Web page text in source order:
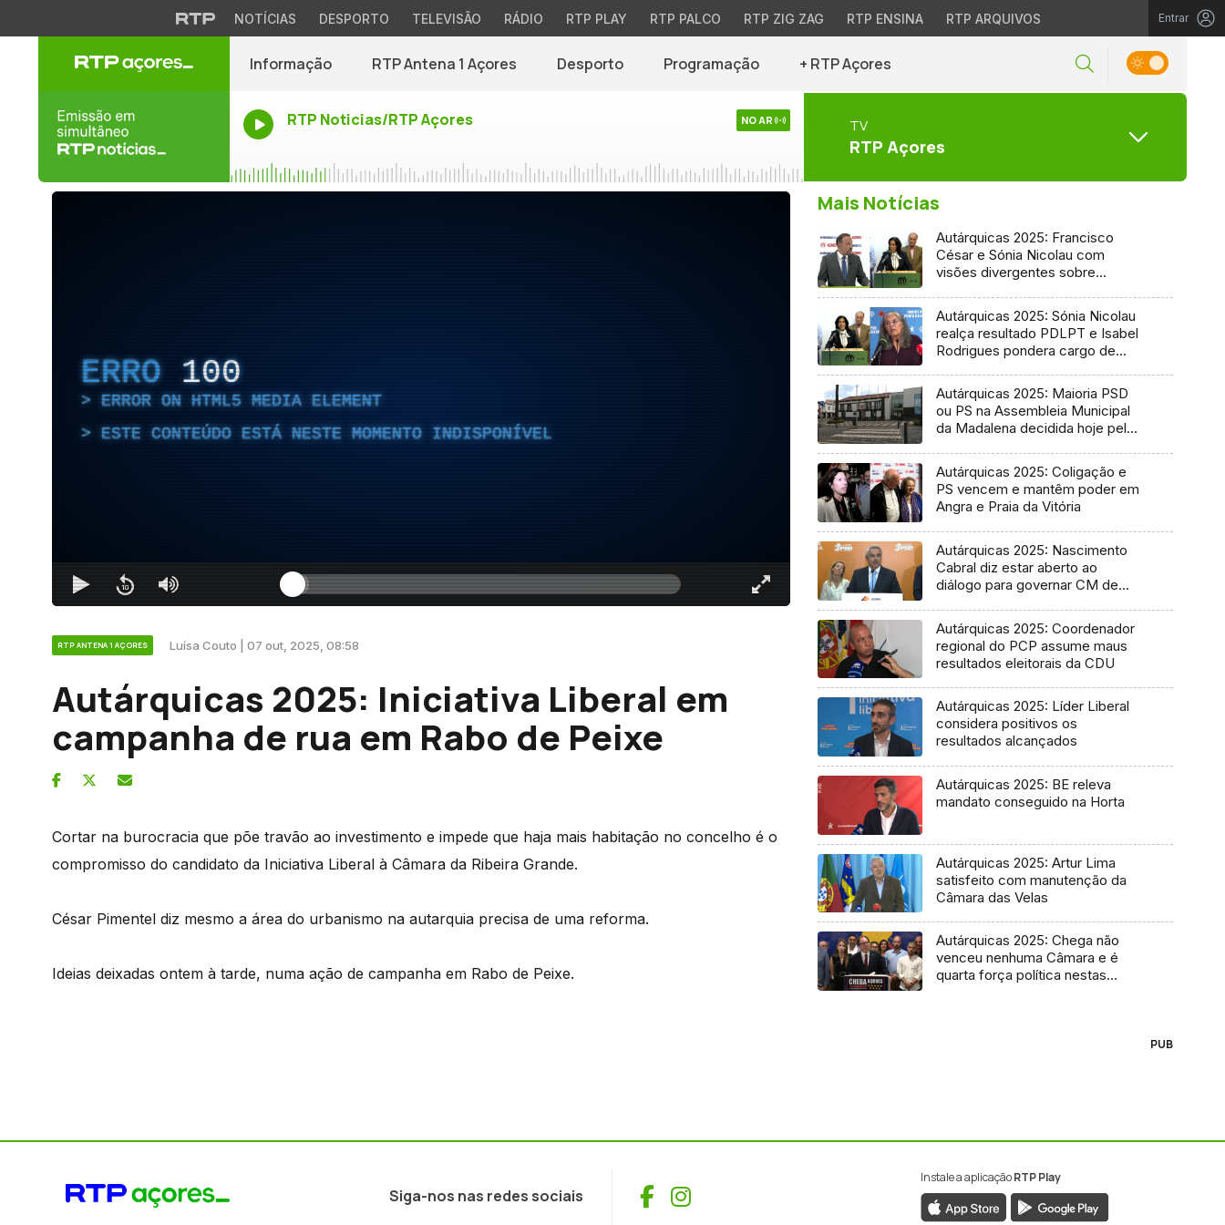
NOTÍCIAS DESPORTO TELEVISÃO RÁDIO RTP PLAY RTP PALCO RTP ZIG ZAG RTP ENSINA RTP ARQUIVOS Entrar
Informação RTP Antena 1 Açores Desporto Programação + RTP Açores
RTP Noticias/RTP Açores NO AR TV
RTP Açores
ERRO 100
ERROR ON HTML5 MEDIA ELEMENT
ESTE CONTEÚDO ESTÁ NESTE MOMENTO INDISPONÍVEL
RTP ANTENA 1 AÇORES Luísa Couto | 07 out, 2025, 08:58
Autárquicas 2025: Iniciativa Liberal em
campanha de rua em Rabo de Peixe
Cortar na burocracia que põe travão ao investimento e impede que haja mais habitação no concelho é o
compromisso do candidato da Iniciativa Liberal à Câmara da Ribeira Grande.
César Pimentel diz mesmo a área do urbanismo na autarquia precisa de uma reforma.
Ideias deixadas ontem à tarde, numa ação de campanha em Rabo de Peixe.
Mais Notícias
Autárquicas 2025: Francisco
César e Sónia Nicolau com
visões divergentes sobre
Autárquicas 2025: Sónia Nicolau
realça resultado PDLPT e Isabel
Rodrigues pondera cargo de
Autárquicas 2025: Maioria PSD
ou PS na Assembleia Municipal
da Madalena decidida hoje pelo
Autárquicas 2025: Coligação e
PS vencem e mantêm poder em
Angra e Praia da Vitória
Autárquicas 2025: Nascimento
Cabral diz estar aberto ao
diálogo para governar CM de
Autárquicas 2025: Coordenador
regional do PCP assume maus
resultados eleitorais da CDU
Autárquicas 2025: Líder Liberal
considera positivos os
resultados alcançados
Autárquicas 2025: BE releva
mandato conseguido na Horta
Autárquicas 2025: Artur Lima
satisfeito com manutenção da
Câmara das Velas
Autárquicas 2025: Chega não
venceu nenhuma Câmara e é
quarta força política nestas
PUB
Siga-nos nas redes sociais Facebook
Instagram
Instale a aplicaçãoRTP Play